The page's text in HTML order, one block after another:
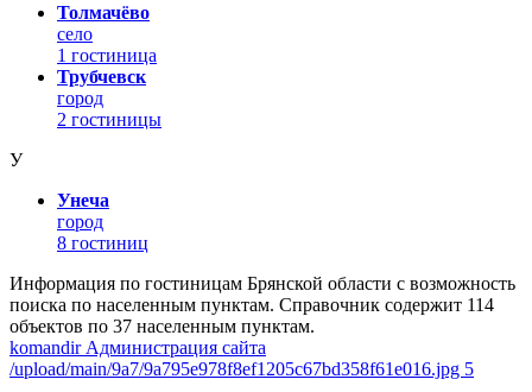
Толмачёво
село
1 гостиница
Трубчевск
город
2 гостиницы
У
Унеча
город
8 гостиниц
Информация по гостиницам Брянской области с возможность
поиска по населенным пунктам. Справочник содержит 114
объектов по 37 населенным пунктам.
komandir Администрация сайта
/upload/main/9a7/9a795e978f8ef1205c67bd358f61e016.jpg 5